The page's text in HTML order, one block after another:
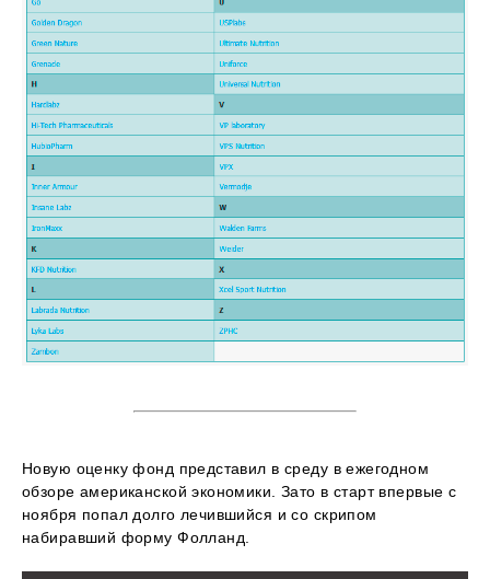
Новую оценку фонд представил в среду в ежегодном
обзоре американской экономики. Зато в старт впервые с
ноября попал долго лечившийся и со скрипом
набиравший форму Фолланд.